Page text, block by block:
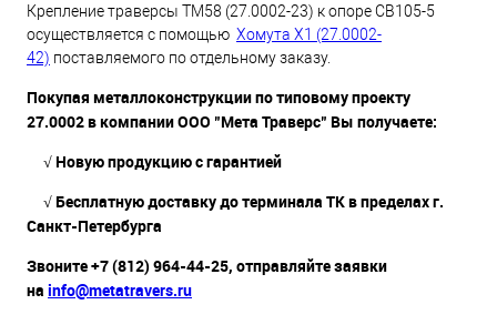
Крепление траверсы ТМ58 (27.0002-23) к опоре СВ105-5
осуществляется с помощью Хомута Х1 (27.0002-
42) поставляемого по отдельному заказу.
Покупая металлоконструкции по типовому проекту
27.0002 в компании ООО "Мета Траверс" Вы получаете:
√ Новую продукцию с гарантией
√ Бесплатную доставку до терминала ТК в пределах г.
Санкт-Петербурга
Звоните +7 (812) 964-44-25, отправляйте заявки
на info@metatravers.ru